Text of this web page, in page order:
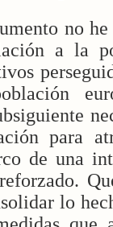
no
a la
para
de una
lo